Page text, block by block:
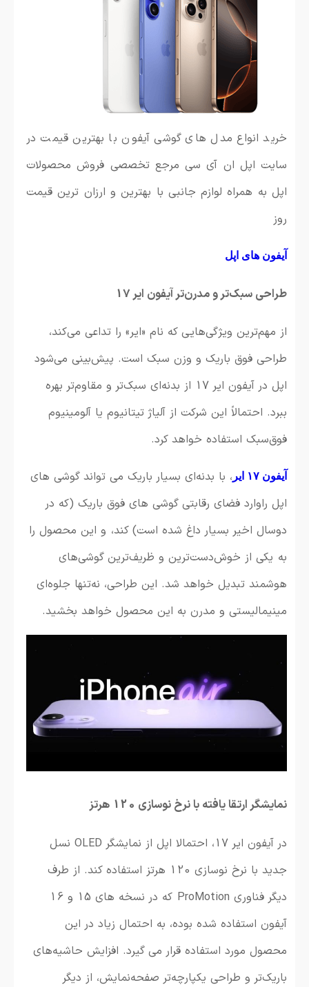
خرید انواع مدل های گوشی آیفون با بهترین قیمت در
سایت اپل ان آی سی مرجع تخصصی فروش محصولات
اپل به همراه لوازم جانبی با بهترین و ارزان ترین قیمت
روز
آیفون های اپل
طراحی سبک‌تر و مدرن‌تر آیفون ایر 17
از مهم‌ترین ویژگی‌هایی که نام «ایر» را تداعی می‌کند،
طراحی فوق باریک و وزن سبک است. پیش‌بینی می‌شود
اپل در آیفون ایر 17 از بدنه‌ای سبک‌تر و مقاوم‌تر بهره
ببرد. احتمالاً این شرکت از آلیاژ تیتانیوم یا آلومینیوم
فوق‌سبک استفاده خواهد کرد.
آیفون ۱۷ ایر
، با بدنه‌ای بسیار باریک‌ می تواند گوشی های
اپل راوارد فضای رقابتی گوشی های فوق باریک (که در
دوسال اخیر بسیار داغ شده است) کند، و این محصول را
به یکی از خوش‌دست‌ترین و ظریف‌ترین گوشی‌های
هوشمند تبدیل خواهد شد. این طراحی، نه‌تنها جلوه‌ای
مینیمالیستی و مدرن به این محصول خواهد بخشید.
نمایشگر ارتقا یافته با نرخ نوسازی 120 هرتز
در آیفون ایر 17، احتمالا اپل از نمایشگر OLED نسل
جدید با نرخ نوسازی 120 هرتز استفاده کند. از طرف
دیگر فناوری ProMotion که در نسخه های 15 و 16
آیفون استفاده شده بوده، به احتمال زیاد در این
محصول مورد استفاده قرار می گیرد. افزایش حاشیه‌های
باریک‌تر و طراحی یکپارچه‌تر صفحه‌نمایش، از دیگر